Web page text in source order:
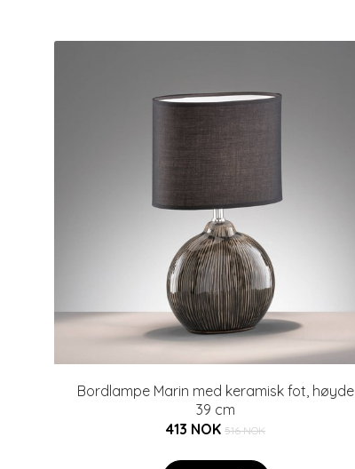
Bordlampe Marin med keramisk fot, høyde
39 cm
413 NOK 516 NOK